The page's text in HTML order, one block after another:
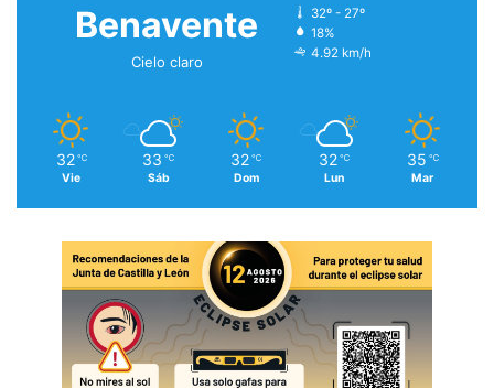
Benavente
Cielo claro
32º - 27º
18%
4.92 km/h
32 ℃
Vie
33 ℃
Sáb
32 ℃
Dom
32 ℃
Lun
35 ℃
Mar